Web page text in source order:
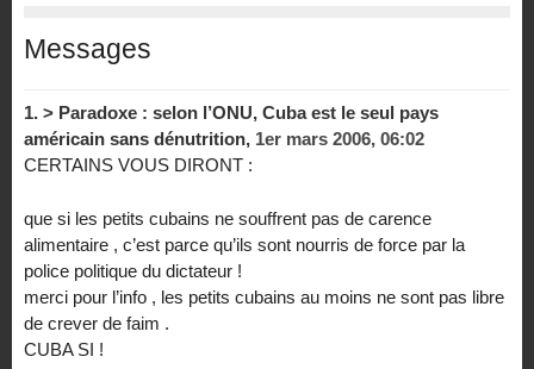
Messages
1. > Paradoxe : selon l’ONU, Cuba est le seul pays
américain sans dénutrition, 1er mars 2006, 06:02
CERTAINS VOUS DIRONT :
que si les petits cubains ne souffrent pas de carence
alimentaire , c’est parce qu’ils sont nourris de force par la
police politique du dictateur !
merci pour l’info , les petits cubains au moins ne sont pas libre
de crever de faim .
CUBA SI !